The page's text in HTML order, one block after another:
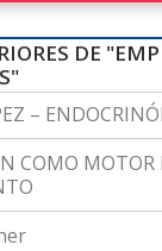
DE
–
COMO MOTOR